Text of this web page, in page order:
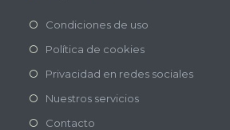
Condiciones de uso
Política de cookies
Privacidad en redes sociales
Nuestros servicios
Contacto